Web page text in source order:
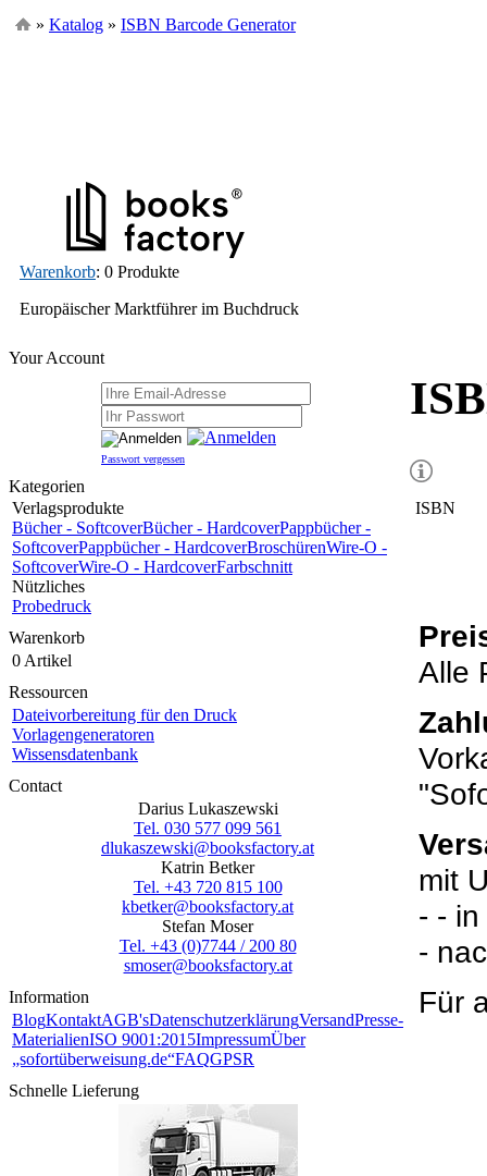
» Katalog » ISBN Barcode Generator
Warenkorb: 0 Produkte
Europäischer Marktführer im Buchdruck
Your Account
Passwort vergessen
Kategorien
Verlagsprodukte
Bücher - SoftcoverBücher - HardcoverPappbücher -
SoftcoverPappbücher - HardcoverBroschürenWire-O -
SoftcoverWire-O - HardcoverFarbschnitt
Nützliches
Probedruck
Warenkorb
0 Artikel
Ressourcen
Dateivorbereitung für den Druck
Vorlagengeneratoren
Wissensdatenbank
Contact
Darius Lukaszewski
Tel. 030 577 099 561
dlukaszewski@booksfactory.at
Katrin Betker
Tel. +43 720 815 100
kbetker@booksfactory.at
Stefan Moser
Tel. +43 (0)7744 / 200 80
smoser@booksfactory.at
Information
BlogKontaktAGB'sDatenschutzerklärungVersandPresse-
MaterialienISO 9001:2015ImpressumÜber
„sofortüberweisung.de“FAQGPSR
Schnelle Lieferung
ISBN
Alle
mit
- -
-
Für